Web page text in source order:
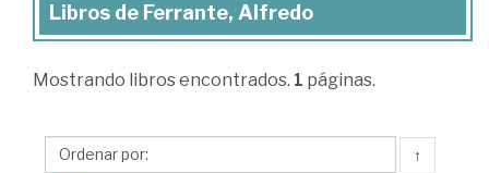
Libros
Ferrante,
Libros de Ferrante, Alfredo
Mostrando libros encontrados. 1 páginas.
↑